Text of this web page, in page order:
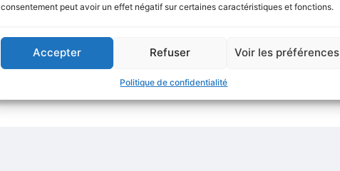
consentement peut avoir un effet négatif sur certaines caractéristiques et fonctions.
Accepter Refuser Voir les préférences
Politique de confidentialité